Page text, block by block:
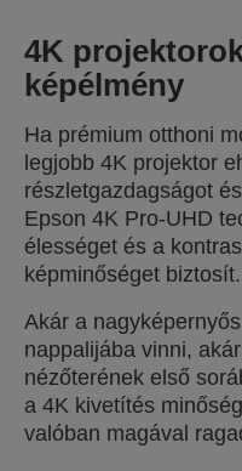
4K
képélmény
Ha prémium otthoni
legjobb 4K projektor
részletgazdagságot
Epson 4K Pro-UHD
élességet és a
képminőséget biztosít.
Akár a
nappalijába vinni,
nézőterének első
a 4K kivetítés
valóban magával